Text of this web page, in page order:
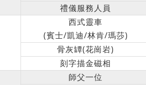
禮儀服務人員
西式靈車
(賓士/凱迪/林肯/瑪莎)
骨灰罈(花崗岩)
刻字描金磁相
師父一位